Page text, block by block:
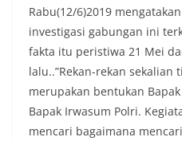
Rabu(12/6)2019
investigasi gabungan ini
fakta itu peristiwa 21 Mei
lalu..”Rekan-rekan
merupakan bentukan
Bapak Irwasum Polri.
mencari bagaimana